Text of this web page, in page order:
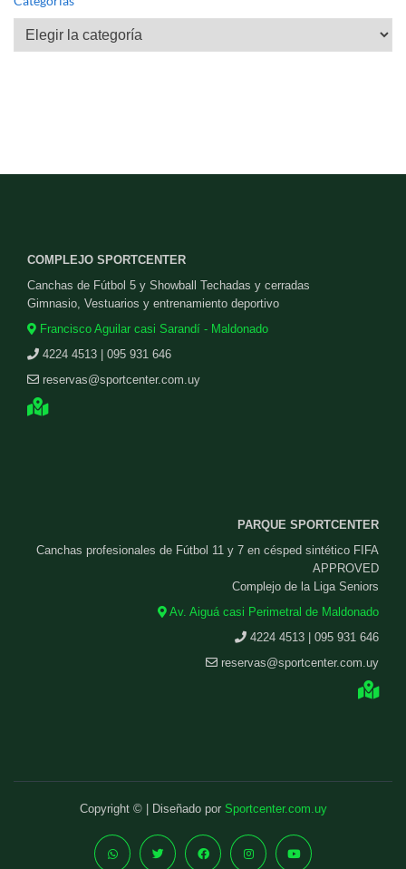
Categorías
COMPLEJO SPORTCENTER
Canchas de Fútbol 5 y Showball Techadas y cerradas
Gimnasio, Vestuarios y entrenamiento deportivo
Francisco Aguilar casi Sarandí - Maldonado
4224 4513 | 095 931 646
reservas@sportcenter.com.uy
PARQUE SPORTCENTER
Canchas profesionales de Fútbol 11 y 7 en césped sintético FIFA
APPROVED
Complejo de la Liga Seniors
Av. Aiguá casi Perimetral de Maldonado
4224 4513 | 095 931 646
reservas@sportcenter.com.uy
Copyright © | Diseñado por Sportcenter.com.uy